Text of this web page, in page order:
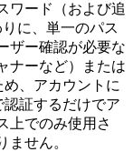
ワード（および追
に、単一のパス
ザー確認が必要な
ナーなど）または
、アカウントに
証するだけでア
上でのみ使用さ
ません。